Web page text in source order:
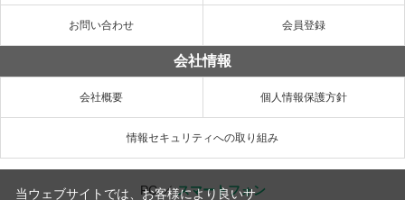
お問い合わせ 会員登録
会社情報
会社概要 個人情報保護方針
情報セキュリティへの取り組み
PC／スマートフォン
当ウェブサイトでは、お客様により良いサ